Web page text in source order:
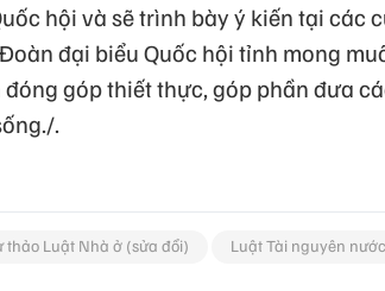
hội và sẽ trình bày ý kiến tại các
đại biểu Quốc hội tỉnh mong
góp thiết thực, góp phần đưa
.
thảo Luật Nhà ở (sửa đổi) Luật Tài nguyên